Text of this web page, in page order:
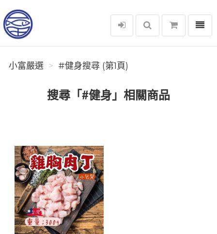
小富嚴選
選單
小富嚴選 #健身搜尋 (第1頁)
搜尋「#健身」相關商品